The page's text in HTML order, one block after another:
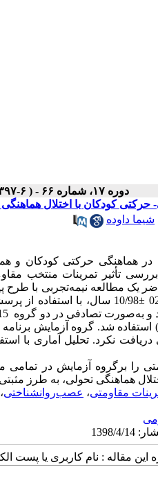
دوره ۱۷، شماره ۶۶ - ( ۶-۱۳۹۷ )
حرکتی کودکان با اختلال
شیما داوده
در هماهنگی حرکتی کودکان
تأثیر تمرینات منتخب
یک مطالعه نیمه‌تجربی با طرح
تحولی ویلسون (2001) و آزمون هوش ریون،
و به‌صورت تصادفی در دو گروه
استفاده شد. گروه آزمایش برنامه
دریافت نکرد. تحلیل آماری با
را برگروه آزمایش در تمامی
هماهنگی تحولی، به طرز
مقاومتی، عصب‌روانشناختی،
این مقاله : نام کاربری یا پست